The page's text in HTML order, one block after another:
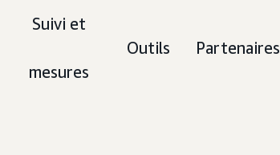
Suivi et
mesures
Outils Partenaires